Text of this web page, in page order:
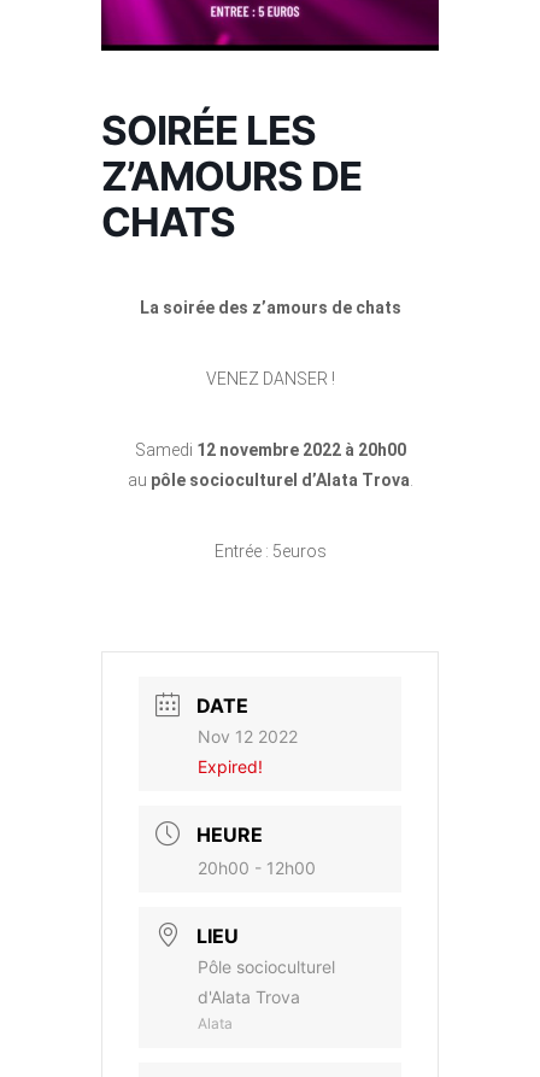
SOIRÉE LES
Z’AMOURS DE
CHATS
La soirée des z’amours de chats
VENEZ DANSER !
Samedi 12 novembre 2022 à 20h00
au pôle socioculturel d’Alata Trova
Entrée : 5euros
DATE
Nov 12 2022
Expired!
HEURE
20h00 - 12h00
LIEU
Pôle socioculturel
d'Alata Trova
Alata